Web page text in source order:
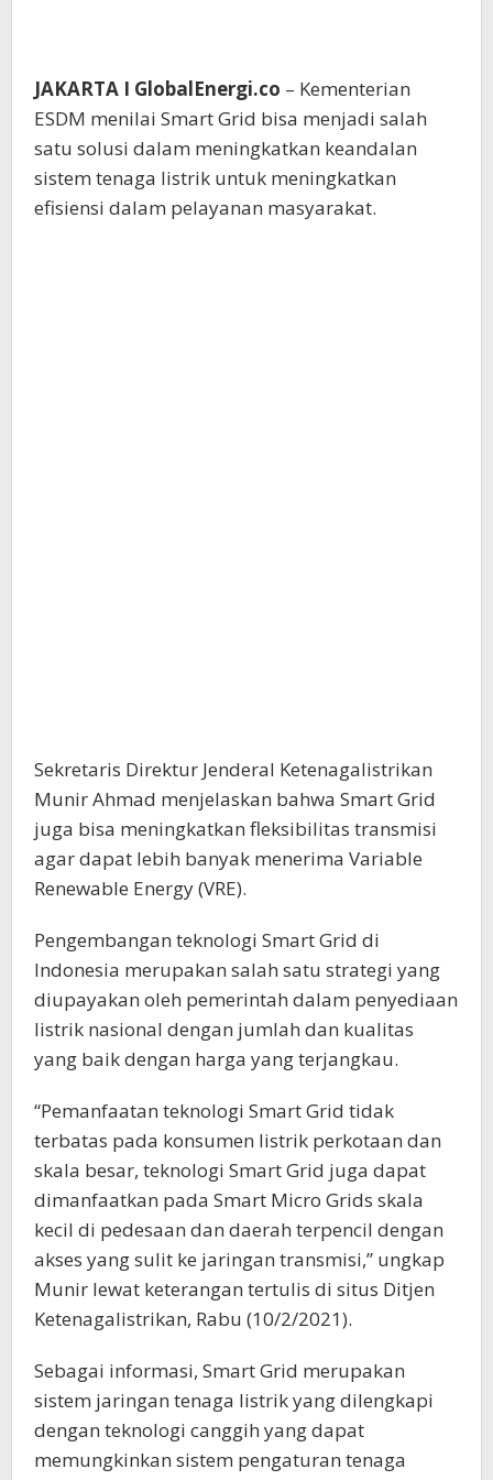
JAKARTA I GlobalEnergi.co – Kementerian
ESDM menilai Smart Grid bisa menjadi salah
satu solusi dalam meningkatkan keandalan
sistem tenaga listrik untuk meningkatkan
efisiensi dalam pelayanan masyarakat.
Sekretaris Direktur Jenderal Ketenagalistrikan
Munir Ahmad menjelaskan bahwa Smart Grid
juga bisa meningkatkan fleksibilitas transmisi
agar dapat lebih banyak menerima Variable
Renewable Energy (VRE).
Pengembangan teknologi Smart Grid di
Indonesia merupakan salah satu strategi yang
diupayakan oleh pemerintah dalam penyediaan
listrik nasional dengan jumlah dan kualitas
yang baik dengan harga yang terjangkau.
“Pemanfaatan teknologi Smart Grid tidak
terbatas pada konsumen listrik perkotaan dan
skala besar, teknologi Smart Grid juga dapat
dimanfaatkan pada Smart Micro Grids skala
kecil di pedesaan dan daerah terpencil dengan
akses yang sulit ke jaringan transmisi,” ungkap
Munir lewat keterangan tertulis di situs Ditjen
Ketenagalistrikan, Rabu (10/2/2021).
Sebagai informasi, Smart Grid merupakan
sistem jaringan tenaga listrik yang dilengkapi
dengan teknologi canggih yang dapat
memungkinkan sistem pengaturan tenaga